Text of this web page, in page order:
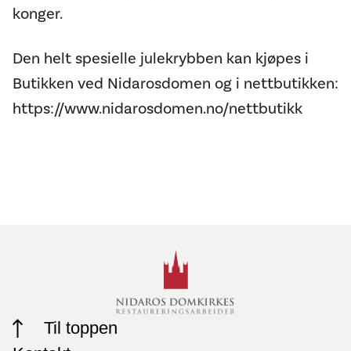
konger.
Den helt spesielle julekrybben kan kjøpes i
Butikken ved Nidarosdomen og i nettbutikken:
https://www.nidarosdomen.no/nettbutikk
Til toppen